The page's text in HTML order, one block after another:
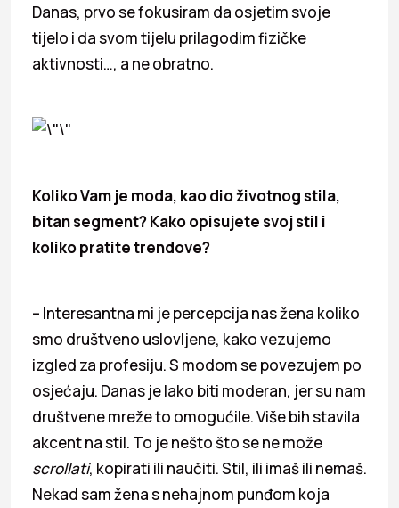
Danas, prvo se fokusiram da osjetim svoje
tijelo i da svom tijelu prilagodim fizičke
aktivnosti…, a ne obratno.
Koliko Vam je moda, kao dio životnog stila,
bitan segment? Kako opisujete svoj stil i
koliko pratite trendove?
– Interesantna mi je percepcija nas žena koliko
smo društveno uslovljene, kako vezujemo
izgled za profesiju. S modom se povezujem po
osjećaju. Danas je lako biti moderan, jer su nam
društvene mreže to omogućile. Više bih stavila
akcent na stil. To je nešto što se ne može
scrollati, kopirati ili naučiti. Stil, ili imaš ili nemaš.
Nekad sam žena s nehajnom punđom koja